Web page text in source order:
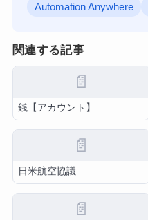
Automation Anywhere
関連する記事
📄
銭【アカウント】
📄
日米航空協議
📄